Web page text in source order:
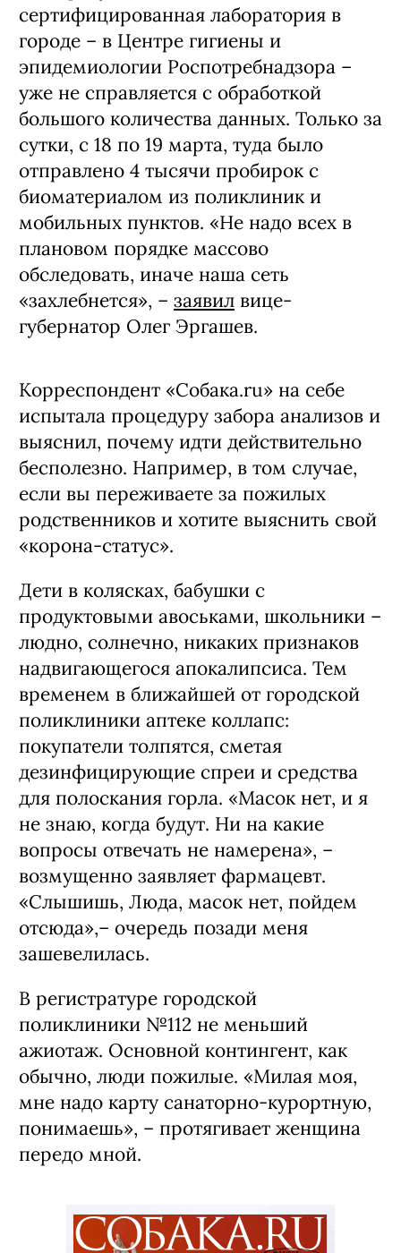
сертифицированная лаборатория в
городе – в Центре гигиены и
эпидемиологии Роспотребнадзора –
уже не справляется с обработкой
большого количества данных. Только за
сутки, с 18 по 19 марта, туда было
отправлено 4 тысячи пробирок с
биоматериалом из поликлиник и
мобильных пунктов. «Не надо всех в
плановом порядке массово
обследовать, иначе наша сеть
«захлебнется», – заявил вице-
губернатор Олег Эргашев.
Корреспондент «Собака.ru» на себе
испытала процедуру забора анализов и
выяснил, почему идти действительно
бесполезно. Например, в том случае,
если вы переживаете за пожилых
родственников и хотите выяснить свой
«корона-статус».
Дети в колясках, бабушки с
продуктовыми авоськами, школьники –
людно, солнечно, никаких признаков
надвигающегося апокалипсиса. Тем
временем в ближайшей от городской
поликлиники аптеке коллапс:
покупатели толпятся, сметая
дезинфицирующие спреи и средства
для полоскания горла. «Масок нет, и я
не знаю, когда будут. Ни на какие
вопросы отвечать не намерена», –
возмущенно заявляет фармацевт.
«Слышишь, Люда, масок нет, пойдем
отсюда»,– очередь позади меня
зашевелилась.
В регистратуре городской
поликлиники №112 не меньший
ажиотаж. Основной контингент, как
обычно, люди пожилые. «Милая моя,
мне надо карту санаторно-курортную,
понимаешь», – протягивает женщина
передо мной.